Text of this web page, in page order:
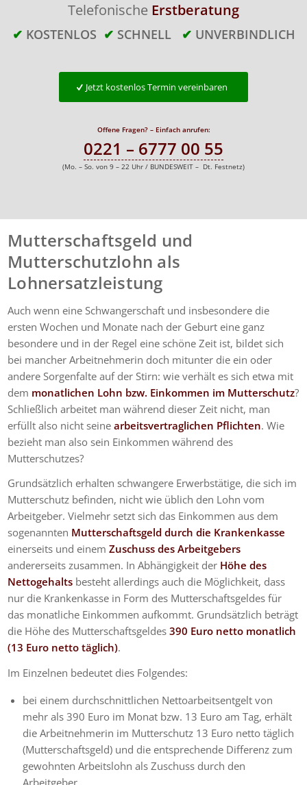
Telefonische Erstberatung
✔ KOSTENLOS ✔ SCHNELL ✔ UNVERBINDLICH
Jetzt kostenlos Termin vereinbaren
Offene Fragen? – Einfach anrufen:
0221 – 6777 00 55
(Mo. – So. von 9 – 22 Uhr / BUNDESWEIT – Dt. Festnetz)
Mutterschaftsgeld und
Mutterschutzlohn als
Lohnersatzleistung
Auch wenn eine Schwangerschaft und insbesondere die
ersten Wochen und Monate nach der Geburt eine ganz
besondere und in der Regel eine schöne Zeit ist, bildet sich
bei mancher Arbeitnehmerin doch mitunter die ein oder
andere Sorgenfalte auf der Stirn: wie verhält es sich etwa mit
dem monatlichen Lohn bzw. Einkommen im Mutterschutz?
Schließlich arbeitet man während dieser Zeit nicht, man
erfüllt also nicht seinearbeitsvertraglichen Pflichten. Wie
bezieht man also sein Einkommen während des
Mutterschutzes?
Grundsätzlich erhalten schwangere Erwerbstätige, die sich im
Mutterschutz befinden, nicht wie üblich den Lohn vom
Arbeitgeber. Vielmehr setzt sich das Einkommen aus dem
sogenannten Mutterschaftsgeld durch die Krankenkasse
einerseits und einemZuschuss des Arbeitgebers
andererseits zusammen. In Abhängigkeit der Höhe des
Nettogehalts besteht allerdings auch die Möglichkeit, dass
nur die Krankenkasse in Form des Mutterschaftsgeldes für
das monatliche Einkommen aufkommt. Grundsätzlich beträgt
die Höhe des Mutterschaftsgeldes390 Euro netto monatlich
(13 Euro netto täglich).
Im Einzelnen bedeutet dies Folgendes:
bei einem durchschnittlichen Nettoarbeitsentgelt von
mehr als 390 Euro im Monat bzw. 13 Euro am Tag, erhält
die Arbeitnehmerin im Mutterschutz 13 Euro netto täglich
(Mutterschaftsgeld) und die entsprechende Differenz zum
gewohnten Arbeitslohn als Zuschuss durch den
Arbeitgeber.